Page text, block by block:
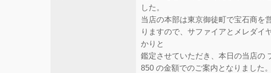
した。
当店の本部は東京御徒町で宝石商を
りますので、サファイアとメレダイ
かりと
鑑定させていただき、本日の当店の
850 の金額でのご案内となりました。